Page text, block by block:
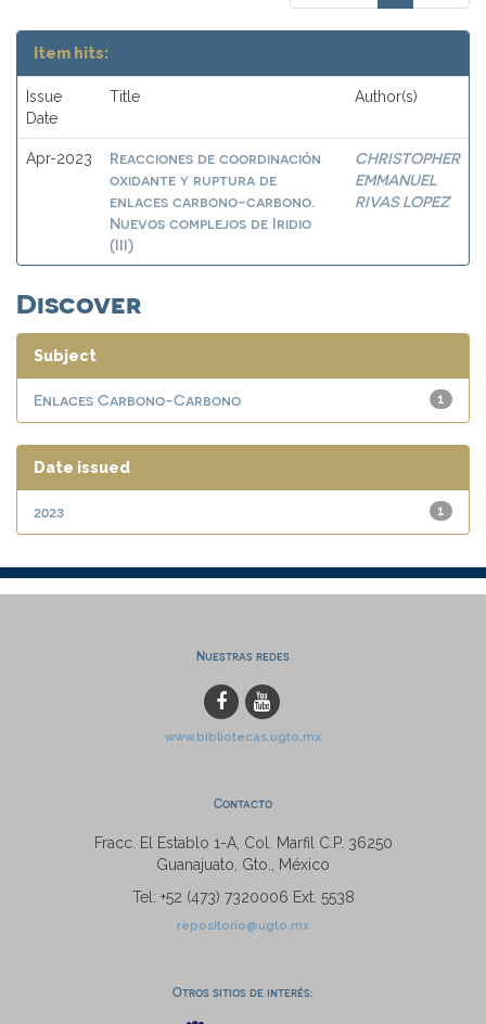
Item hits:
Issue
Date
Title Author(s)
Apr-2023
Reacciones de coordinación
oxidante y ruptura de
enlaces carbono-carbono.
Nuevos complejos de Iridio
(III)
CHRISTOPHER
EMMANUEL
RIVAS LOPEZ
Discover
Subject
1
Enlaces Carbono-Carbono
Date issued
1
2023
Nuestras redes
www.bibliotecas.ugto.mx
Contacto
Fracc. El Establo 1-A, Col. Marfil C.P. 36250
Guanajuato, Gto., México
Tel: +52 (473) 7320006 Ext. 5538
repositorio@ugto.mx
Otros sitios de interés: